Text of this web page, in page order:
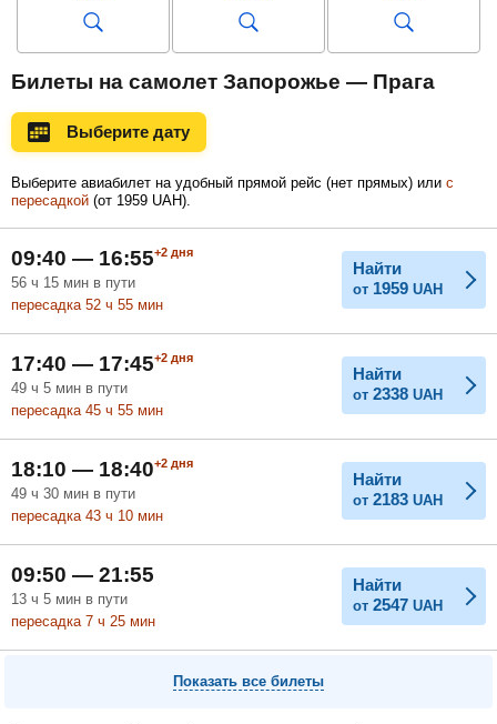
Сентябрь Октябрь
Ноябрь
Билеты на самолет Запорожье — Прага
Выберите дату
Выберите авиабилет на удобный прямой рейс (нет прямых) или с
пересадкой (от 1959 UAH).
09:40 — 16:55+2 дня
56 ч 15 мин в пути
пересадка 52 ч 55 мин
Найти
от 1959 UAH
17:40 — 17:45+2 дня
49 ч 5 мин в пути
пересадка 45 ч 55 мин
Найти
от 2338 UAH
18:10 — 18:40+2 дня
49 ч 30 мин в пути
пересадка 43 ч 10 мин
Найти
от 2183 UAH
09:50 — 21:55
13 ч 5 мин в пути
пересадка 7 ч 25 мин
Найти
от 2547 UAH
Показать все билеты